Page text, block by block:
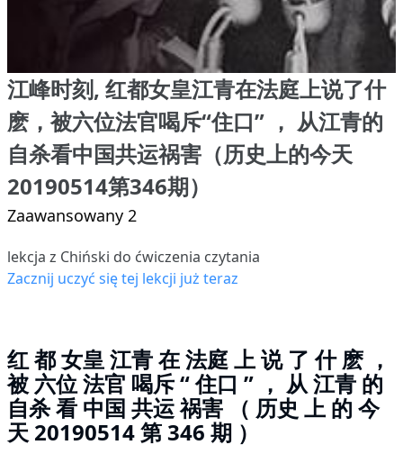
江峰时刻, 红都女皇江青在法庭上说了什
麽，被六位法官喝斥“住口” ， 从江青的
自杀看中国共运祸害（历史上的今天
20190514第346期）
Zaawansowany 2
lekcja z Chiński do ćwiczenia czytania
Zacznij uczyć się tej lekcji już teraz
红 都 女皇 江青 在 法庭 上 说 了 什 麽 ，
被 六位 法官 喝斥 “ 住口 ” ， 从 江青 的
自杀 看 中国 共运 祸害 （ 历史 上 的 今
天 20190514 第 346 期 ）